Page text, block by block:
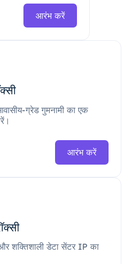
आरंभ करें
ग्रेड गुमनामी का एक
आरंभ करें
शक्तिशाली डेटा सेंटर IP का